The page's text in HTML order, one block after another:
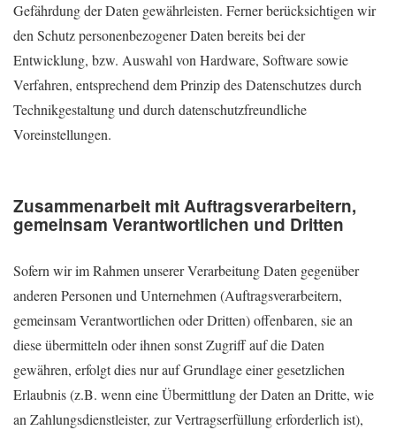
Gefährdung der Daten gewährleisten. Ferner berücksichtigen wir
den Schutz personenbezogener Daten bereits bei der
Entwicklung, bzw. Auswahl von Hardware, Software sowie
Verfahren, entsprechend dem Prinzip des Datenschutzes durch
Technikgestaltung und durch datenschutzfreundliche
Voreinstellungen.
Zusammenarbeit mit Auftragsverarbeitern,
gemeinsam Verantwortlichen und Dritten
Sofern wir im Rahmen unserer Verarbeitung Daten gegenüber
anderen Personen und Unternehmen (Auftragsverarbeitern,
gemeinsam Verantwortlichen oder Dritten) offenbaren, sie an
diese übermitteln oder ihnen sonst Zugriff auf die Daten
gewähren, erfolgt dies nur auf Grundlage einer gesetzlichen
Erlaubnis (z.B. wenn eine Übermittlung der Daten an Dritte, wie
an Zahlungsdienstleister, zur Vertragserfüllung erforderlich ist),